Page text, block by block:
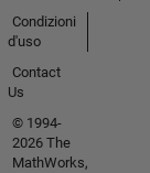
Condizioni
d'uso
Contact
Us
© 1994-
2026 The
MathWorks,